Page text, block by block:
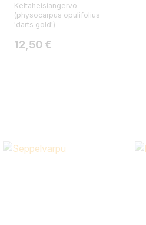
Keltaheisiangervo
(physocarpus opulifolius
'darts gold')
Hinta
12,50 €